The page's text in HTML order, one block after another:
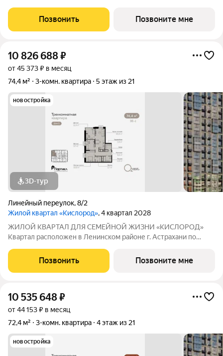
«Кислорода» сдается в III квартале 2026 года. Масштаб
проекта можно оценить уже сейчас в отделе продаж,
Позвонить Позвоните мне
10 826 688₽
от 45 373 ₽ в месяц
74,4 м²
3-комн. квартира 5 этаж из 21
новостройка
3D-тур
Линейный переулок,8/2
Жилой квартал «Кислород», 4 квартал 2028
ЖИЛОЙ КВАРТАЛ ДЛЯ СЕМЕЙНОЙ ЖИЗНИ «КИСЛОРОД»
Квартал расположен в Ленинском районе г. Астрахани по
«Кислорода» сдается в III квартале 2026 года. Масштаб
проекта можно оценить уже сейчас в отделе продаж,
Позвонить Позвоните мне
10 535 648₽
от 44 153 ₽ в месяц
72,4 м²
3-комн. квартира 4 этаж из 21
новостройка